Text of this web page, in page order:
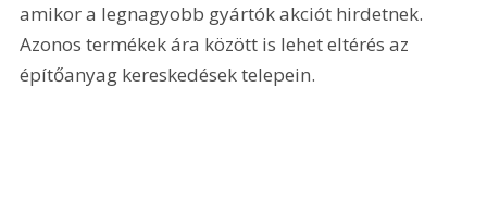
amikor a legnagyobb gyártók akciót hirdetnek.
Azonos termékek ára között is lehet eltérés az
építőanyag kereskedések telepein.